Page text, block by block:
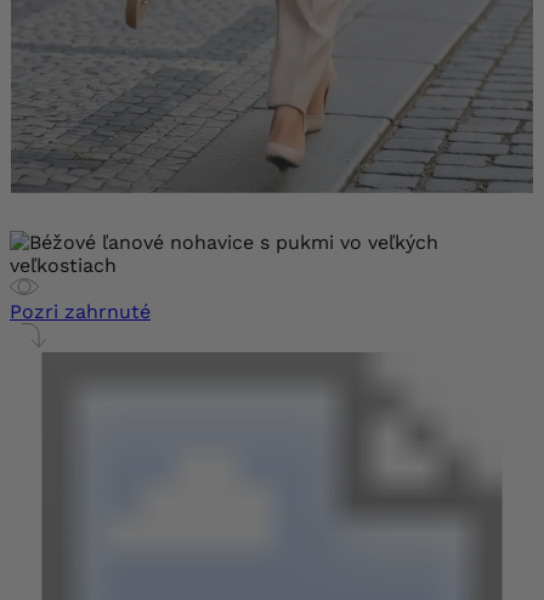
Pozri zahrnuté